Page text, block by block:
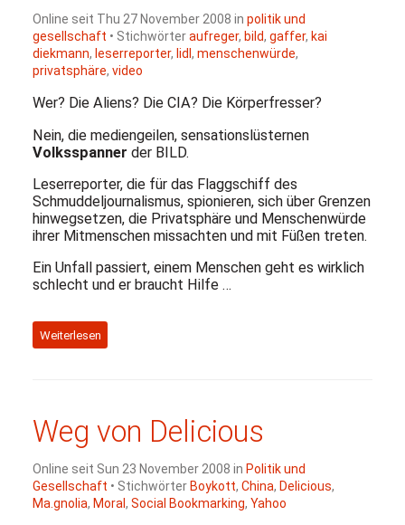
Online seit Thu 27 November 2008 in politik und
gesellschaft • Stichwörteraufreger, bild, gaffer, kai
diekmann, leserreporter, lidl , menschenwürde,
privatsphäre, video
Wer? Die Aliens? Die CIA? Die Körperfresser?
Nein, die mediengeilen, sensationslüsternen
Volksspanner der BILD.
Leserreporter, die für das Flaggschiff des
Schmuddeljournalismus, spionieren, sich über Grenzen
hinwegsetzen, die Privatsphäre und Menschenwürde
ihrer Mitmenschen missachten und mit Füßen treten.
Ein Unfall passiert, einem Menschen geht es wirklich
schlecht und er braucht Hilfe …
Weiterlesen
Weg von Delicious
Online seit Sun 23 November 2008 in Politik und
Gesellschaft • StichwörterBoykott, China, Delicious,
Ma.gnolia, Moral, Social Bookmarking, Yahoo